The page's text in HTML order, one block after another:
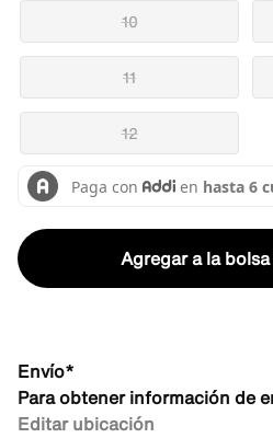
10
11
12
Agregar a la
Envío*
Para obtener información de
Editar ubicación